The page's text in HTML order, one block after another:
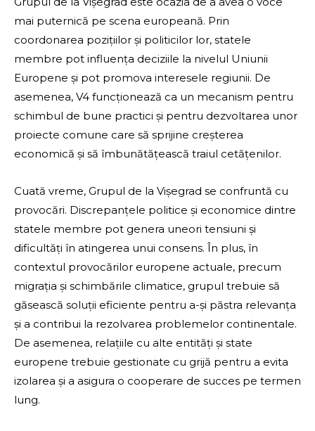
mai puternică pe scena europeană. Prin
coordonarea pozițiilor și politicilor lor, statele
membre pot influența deciziile la nivelul Uniunii
Europene și pot promova interesele regiunii. De
asemenea, V4 funcționează ca un mecanism pentru
schimbul de bune practici și pentru dezvoltarea unor
proiecte comune care să sprijine creșterea
economică și să îmbunătățească traiul cetățenilor.
Cuată vreme, Grupul de la Vișegrad se confruntă cu
provocări. Discrepanțele politice și economice dintre
statele membre pot genera uneori tensiuni și
dificultăți în atingerea unui consens. În plus, în
contextul provocărilor europene actuale, precum
migrația și schimbările climatice, grupul trebuie să
găsească soluții eficiente pentru a-și păstra relevanța
și a contribui la rezolvarea problemelor continentale.
De asemenea, relațiile cu alte entități și state
europene trebuie gestionate cu grijă pentru a evita
izolarea și a asigura o cooperare de succes pe termen
lung.